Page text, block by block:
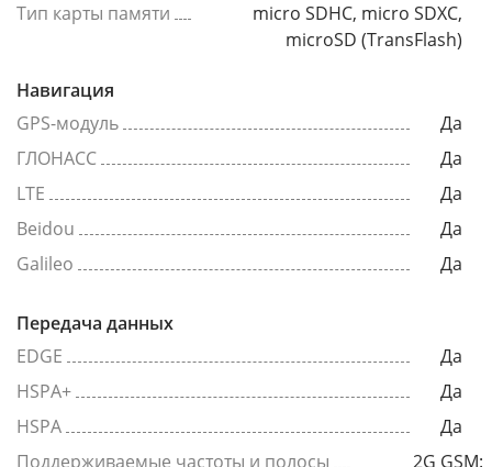
Тип карты памяти
micro SDHC, micro SDXC,
microSD (TransFlash)
Навигация
GPS-модуль
Да
ГЛОНАСС
Да
LTE
Да
Beidou
Да
Galileo
Да
Передача данных
EDGE
Да
HSPA+
Да
HSPA
Да
Поддерживаемые частоты и полосы
2G GSM: